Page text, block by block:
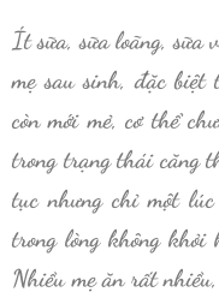
Ít sữa, sữa loãng, sữa
mẹ sau sinh, đặc
còn mới mẻ, cơ thể
trong trạng thái căng
tục nhưng chỉ một
trong lòng không
Nhiều mẹ ăn rất